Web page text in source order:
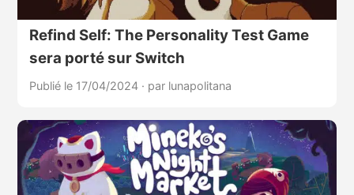
Refind Self: The Personality Test Game
sera porté sur Switch
Publié le 17/04/2024 · par lunapolitana